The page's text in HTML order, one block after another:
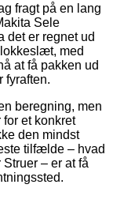
fragt på en lang
Sele
det er regnet ud
med
at få pakken ud
fyraften.
beregning, men
et konkret
den mindst
tilfælde – hvad
– er at få